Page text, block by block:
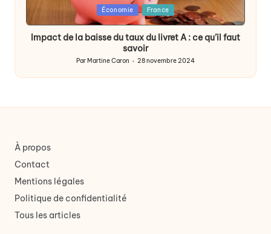
Économie France
Impact de la baisse du taux du livret A : ce qu’il faut
savoir
par
Par Martine Caron 28 novembre 2024
À propos
Contact
Mentions légales
Politique de confidentialité
Tous les articles